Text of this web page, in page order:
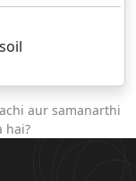
aur samanarthi
hai?